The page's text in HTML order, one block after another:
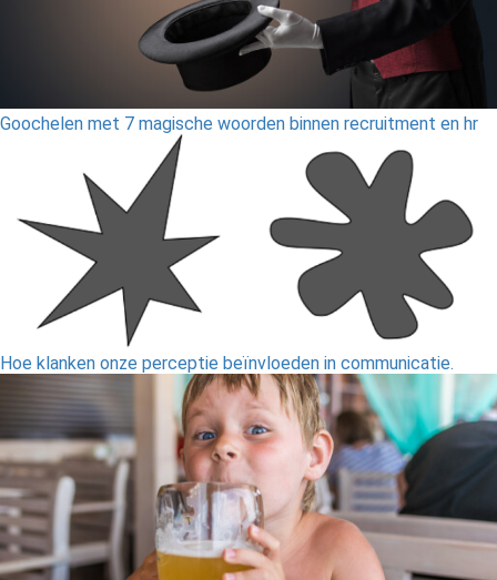
Goochelen met 7 magische woorden binnen recruitment en hr
Hoe klanken onze perceptie beïnvloeden in communicatie.